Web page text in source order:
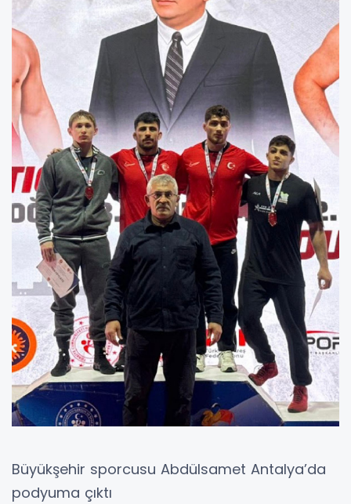
Büyükşehir sporcusu Abdülsamet Antalya’da
podyuma çıktı